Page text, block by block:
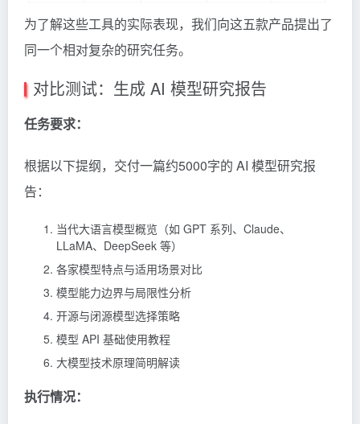
为了解这些工具的实际表现，我们向这五款产品提出了
同一个相对复杂的研究任务。
对比测试：生成 AI 模型研究报告
任务要求：
根据以下提纲，交付一篇约5000字的 AI 模型研究报
告：
当代大语言模型概览（如 GPT 系列、Claude、
LLaMA、DeepSeek 等）
各家模型特点与适用场景对比
模型能力边界与局限性分析
开源与闭源模型选择策略
模型 API 基础使用教程
大模型技术原理简明解读
执行情况：